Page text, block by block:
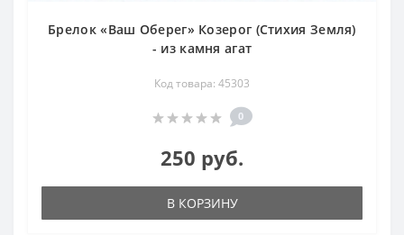
Брелок «Ваш Оберег» Козерог (Стихия Земля)
- из камня агат
Код товара: 45303
0
250 руб.
В КОРЗИНУ